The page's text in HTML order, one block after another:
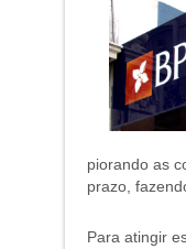
piorando as
prazo,
Para atingir